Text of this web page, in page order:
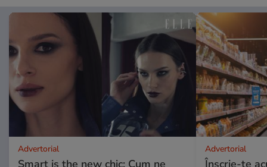
Advertorial
Smart is the new chic: Cum ne
Advertorial
Înscrie-te